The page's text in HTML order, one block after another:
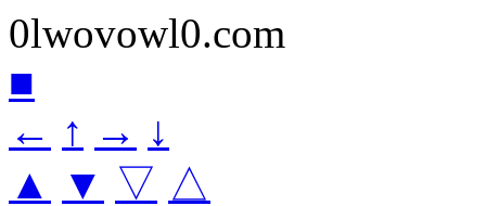
0lwovowl0.com
■
← ↑ → ↓
▲
▼ ▽ △